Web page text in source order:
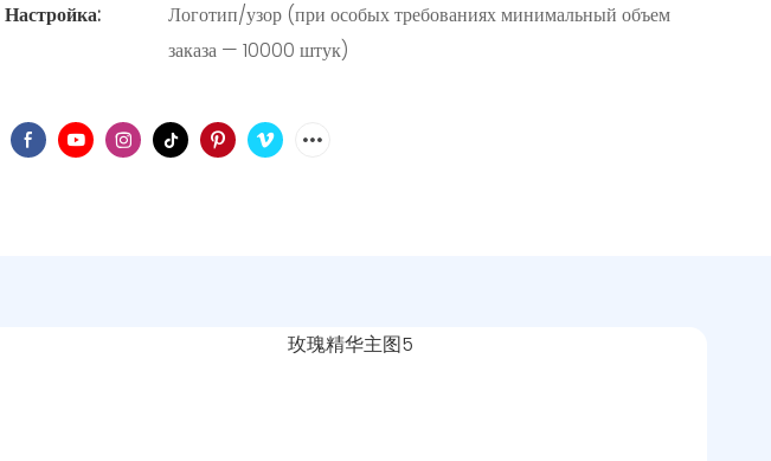
Настройка:
Логотип/узор (при особых требованиях минимальный объем
заказа — 10000 штук)